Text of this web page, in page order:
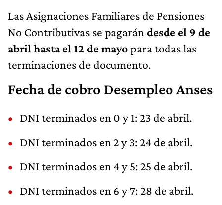
Las Asignaciones Familiares de Pensiones
No Contributivas se pagarán desde el 9 de
abril hasta el 12 de mayopara todas las
terminaciones de documento.
Fecha de cobro Desempleo Anses
DNI terminados en 0 y 1: 23 de abril.
DNI terminados en 2 y 3: 24 de abril.
DNI terminados en 4 y 5: 25 de abril.
DNI terminados en 6 y 7: 28 de abril.